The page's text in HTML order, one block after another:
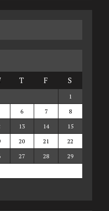
T F S
1
6 7
8
13 14
15
20 21
22
27 28
29